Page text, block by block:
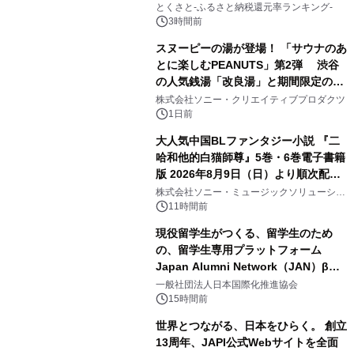
とくさと-ふるさと納税還元率ランキング-
3時間前
スヌーピーの湯が登場！ 「サウナのあ
とに楽しむPEANUTS」第2弾 渋谷
の人気銭湯「改良湯」と期間限定のコ
ラボレーション サウナイキタイコラ
ボグッズも発売決定！
株式会社ソニー・クリエイティブプロダクツ
1日前
大人気中国BLファンタジー小説 『二
哈和他的白猫師尊』5巻・6巻電子書籍
版 2026年8月9日（日）より順次配信
開始
株式会社ソニー・ミュージックソリューショ
ンズ11時間前
現役留学生がつくる、留学生のため
の、留学生専用プラットフォーム
Japan Alumni Network（JAN）β版
をリリース
一般社団法人日本国際化推進協会
15時間前
世界とつながる、日本をひらく。 創立
13周年、JAPI公式Webサイトを全面